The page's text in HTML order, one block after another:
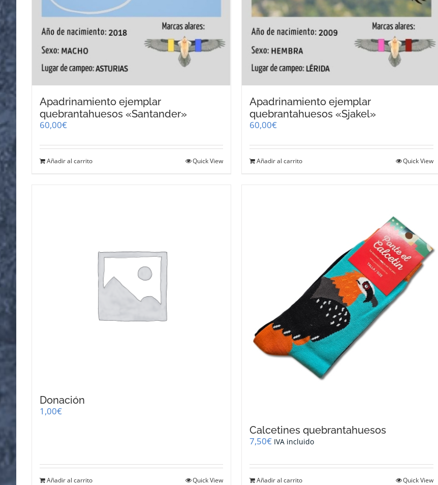
Apadrinamiento ejemplar
quebrantahuesos «Santander»
60,00€
Añadir al carrito Quick View
Apadrinamiento ejemplar
quebrantahuesos «Sjakel»
60,00€
Añadir al carrito Quick View
Donación
1,00€
Añadir al carrito Quick View
Calcetines quebrantahuesos
7,50€ IVA incluido
Añadir al carrito Quick View